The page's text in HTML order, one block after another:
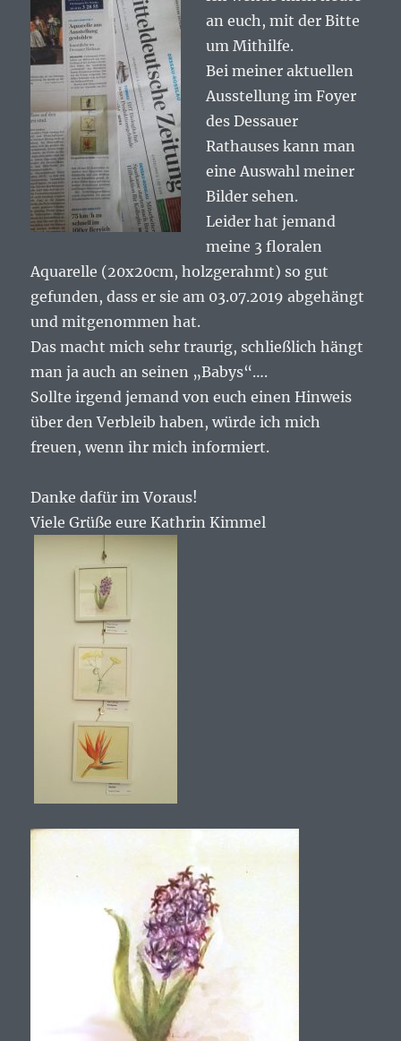
an euch, mit der Bitte
um Mithilfe.
Bei meiner aktuellen
Ausstellung im Foyer
des Dessauer
Rathauses kann man
eine Auswahl meiner
Bilder sehen.
Leider hat jemand
meine 3 floralen
Aquarelle (20x20cm, holzgerahmt) so gut
gefunden, dass er sie am 03.07.2019 abgehängt
und mitgenommen hat.
Das macht mich sehr traurig, schließlich hängt
man ja auch an seinen „Babys“….
Sollte irgend jemand von euch einen Hinweis
über den Verbleib haben, würde ich mich
freuen, wenn ihr mich informiert.
Danke dafür im Voraus!
Viele Grüße eure Kathrin Kimmel